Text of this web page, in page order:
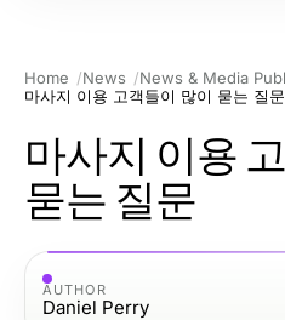
Home News
News & Media
마사지 이용 고객들이 많이 묻는 질문
마사지 이용
묻는 질문
AUTHOR
Daniel Perry